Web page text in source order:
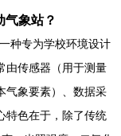
气象站？
种专为学校环境设计
由传感器（用于测量
气象要素）、数据采
特色在于，除了传统